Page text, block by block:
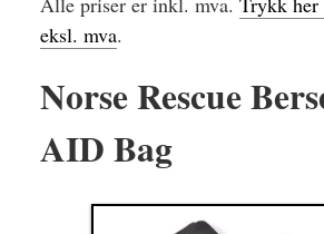
eksl. mva.
Norse Rescue
AID Bag